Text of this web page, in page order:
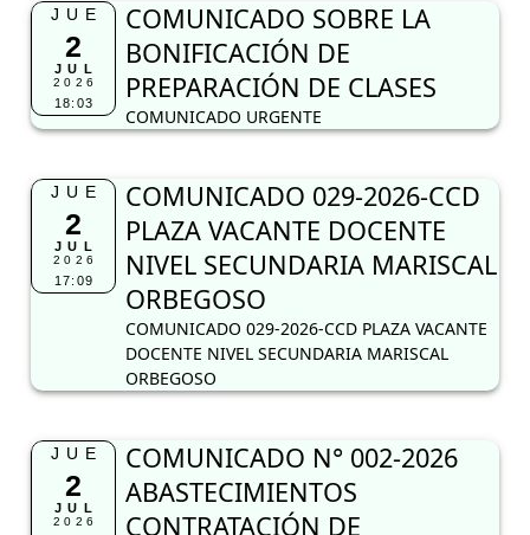
JUE
2
JUL
2026
18:03
COMUNICADO SOBRE LA
BONIFICACIÓN DE
PREPARACIÓN DE CLASES
COMUNICADO URGENTE
JUE
2
JUL
2026
17:09
COMUNICADO 029-2026-CCD
PLAZA VACANTE DOCENTE
NIVEL SECUNDARIA MARISCAL
ORBEGOSO
COMUNICADO 029-2026-CCD PLAZA VACANTE
DOCENTE NIVEL SECUNDARIA MARISCAL
ORBEGOSO
JUE
2
JUL
2026
COMUNICADO N° 002-2026
ABASTECIMIENTOS
CONTRATACIÓN DE